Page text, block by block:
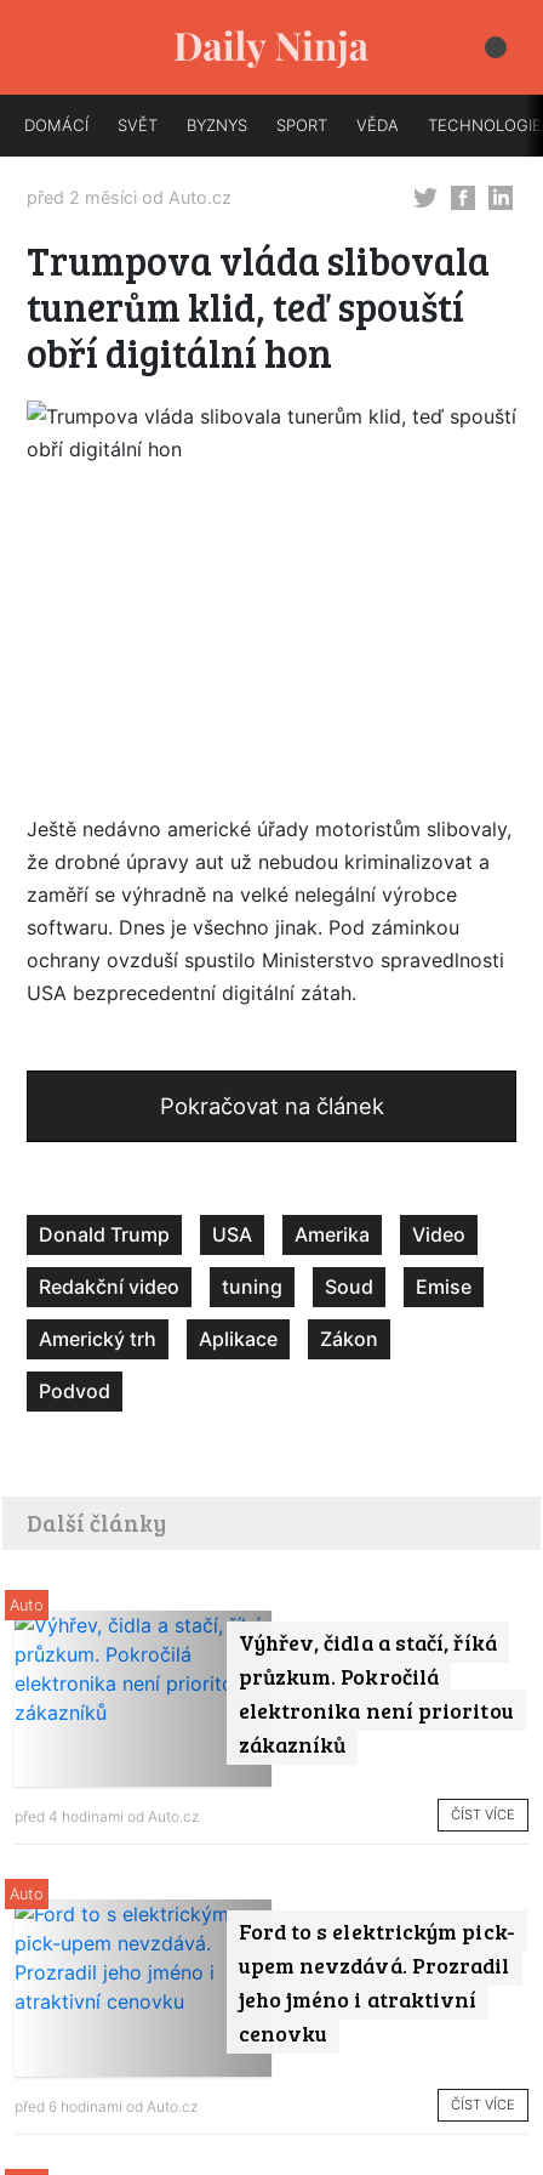
DOMÁCÍ SVĚT BYZNYS SPORT VĚDA TECHNOLOGIE
před 2 měsíci od Auto.cz
Trumpova vláda slibovala
tunerům klid, teď spouští
obří digitální hon
Ještě nedávno americké úřady motoristům slibovaly,
že drobné úpravy aut už nebudou kriminalizovat a
zaměří se výhradně na velké nelegální výrobce
softwaru. Dnes je všechno jinak. Pod záminkou
ochrany ovzduší spustilo Ministerstvo spravedlnosti
USA bezprecedentní digitální zátah.
Pokračovat na článek
Donald Trump USA Amerika Video
Redakční video tuning Soud Emise
Americký trh Aplikace Zákon
Podvod
Další články
Výhřev, čidla a stačí, říká
průzkum. Pokročilá
elektronika není prioritou
zákazníků
Auto
před 4 hodinami od Auto.cz ČÍST VÍCE
Ford to s elektrickým pick-
upem nevzdává. Prozradil
jeho jméno i atraktivní
cenovku
Auto
před 6 hodinami od Auto.cz ČÍST VÍCE